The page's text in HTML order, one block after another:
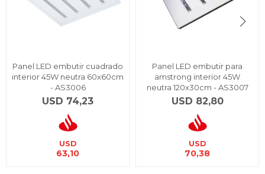
Panel LED embutir cuadrado
interior 45W neutra 60x60cm
- AS3006
USD 74,23
USD
63,10
Panel LED embutir para
amstrong interior 45W
neutra 120x30cm - AS3007
USD 82,80
USD
70,38